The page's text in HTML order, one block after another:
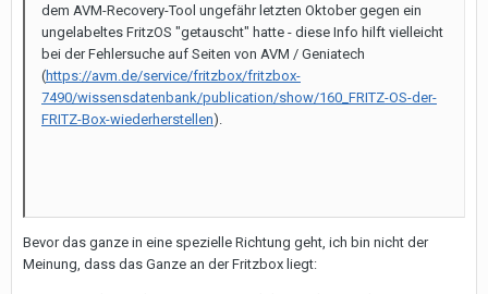
dem AVM-Recovery-Tool ungefähr letzten Oktober gegen ein
ungelabeltes FritzOS "getauscht" hatte - diese Info hilft vielleicht
bei der Fehlersuche auf Seiten von AVM / Geniatech
(https://avm.de/service/fritzbox/fritzbox-
7490/wissensdatenbank/publication/show/160_FRITZ-OS-der-
FRITZ-Box-wiederherstellen).
Bevor das ganze in eine spezielle Richtung geht, ich bin nicht der
Meinung, dass das Ganze an der Fritzbox liegt: